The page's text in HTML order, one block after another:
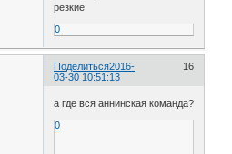
резкие
0
Поделиться 16
2016-
03-30 10:51:13
а где вся аннинская команда?
0